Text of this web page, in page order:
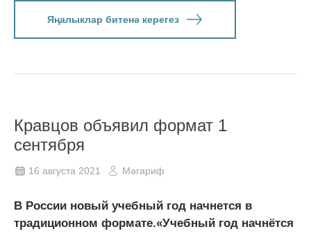
Яңалыклар битенә керегез
Кравцов объявил формат 1
сентября
16 августа 2021 Мәгариф
В России новый учебный год начнется в
традиционном формате.«Учебный год начнётся